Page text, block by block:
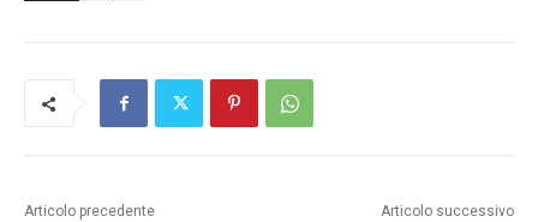
Articolo precedente Articolo successivo